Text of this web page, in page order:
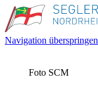
Navigation überspringen
Foto SCM